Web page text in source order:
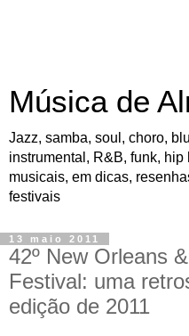
Música de
Jazz, samba, soul, choro,
instrumental, R&B, funk,
musicais, em dicas,
festivais
13 maio 2011
42º New Orleans
Festival: uma
edição de 2011